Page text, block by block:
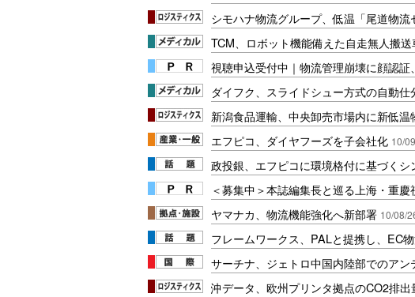
シモハナ物流グループ、低温「尾道物流
TCM、ロボット機能備えた自走無人搬送
視聴申込受付中｜物流管理崩壊に顔認
ダイフク、スライドシュー方式の自動
新潟食品運輸、中央卸売市場内に新低温
エフピコ、ダイヤフーズを子会社化 10/
政投銀、エフピコに環境格付に基づく
＜募集中＞本誌編集長と巡る上海・重慶
ヤマナカ、物流機能強化へ新部署 10/08/
フレームワークス、PALと提携し、EC
サーチナ、ジェトロ中国内陸部でのア
沖データ、欧州プリンタ拠点のCO2排